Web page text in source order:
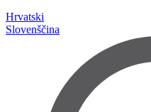
Hrvatski
Slovenščina